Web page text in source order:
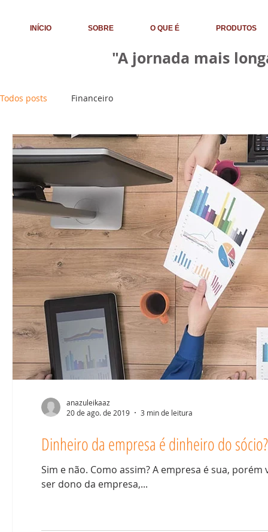
INÍCIO SOBRE O QUE É PRODUTOS
"A jornada mais
Todos posts Financeiro
Dinheiro da empresa é dinheiro do sócio?
Sim e não. Como assim? A empresa é sua,
ser dono da empresa,...
anazuleikaaz
20 de ago. de 2019
3 min de leitura